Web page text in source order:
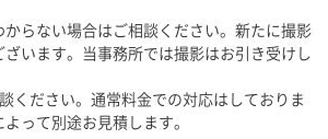
パンフレット・リーフレット
ラシ・折込チラシ・展示会等イベント
雑誌広告
アファイル・Tシャツ（ユニフォー
らない場合はご相談ください。新たに撮影
います。当事務所では撮影はお引き受けし
ください。通常料金での対応はしておりま
って別途お見積します。